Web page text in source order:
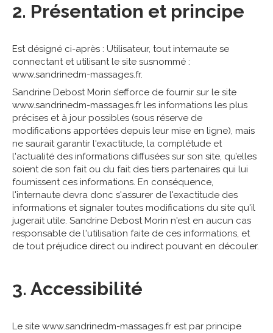
2. Présentation et principe
Est désigné ci-après : Utilisateur, tout internaute se
connectant et utilisant le site susnommé :
www.sandrinedm-massages.fr.
Sandrine Debost Morin s’efforce de fournir sur le site
www.sandrinedm-massages.fr les informations les plus
précises et à jour possibles (sous réserve de
modifications apportées depuis leur mise en ligne), mais
ne saurait garantir l'exactitude, la complétude et
l'actualité des informations diffusées sur son site, qu’elles
soient de son fait ou du fait des tiers partenaires qui lui
fournissent ces informations. En conséquence,
l'internaute devra donc s'assurer de l'exactitude des
informations et signaler toutes modifications du site qu'il
jugerait utile. Sandrine Debost Morin n'est en aucun cas
responsable de l'utilisation faite de ces informations, et
de tout préjudice direct ou indirect pouvant en découler.
3. Accessibilité
Le site www.sandrinedm-massages.fr est par principe